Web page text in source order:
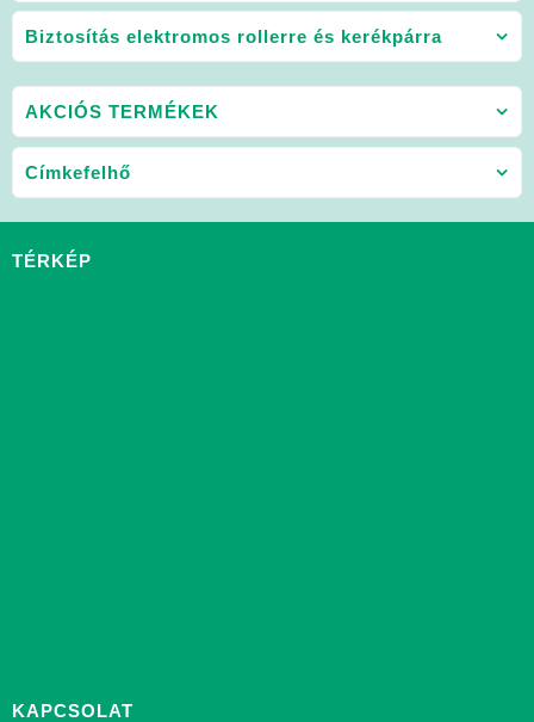
Biztosítás elektromos rollerre és kerékpárra
AKCIÓS TERMÉKEK
Címkefelhő
TÉRKÉP
KAPCSOLAT